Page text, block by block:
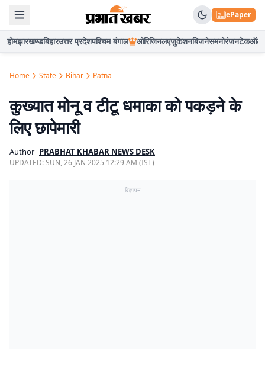
ePaper
होमझारखण्डबिहारउत्तर प्रदेशपश्चिम बंगाल ओरिजिनलएजुकेशनबिजनेसमनोरंजनटेकऑटो
Home State Bihar Patna
कुख्यात मोनू व टीटू धमाका को पकड़ने के
लिए छापेमारी
Author PRABHAT KHABAR NEWS DESK
UPDATED:SUN, 26 JAN 2025 12:29 AM (IST)
विज्ञापन